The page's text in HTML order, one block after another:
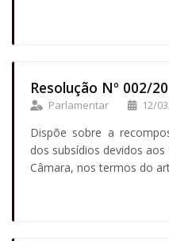
Resolução Nº 002/
Parlamentar 12/
Dispõe sobre a
dos subsídios devidos
Câmara, nos termos do